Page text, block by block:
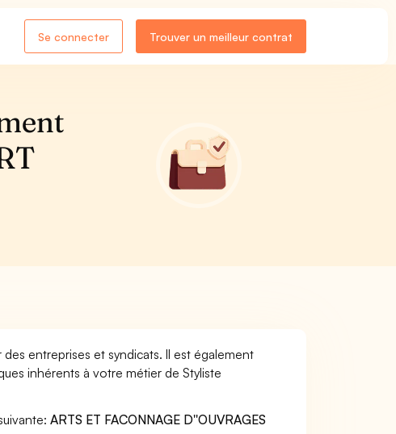
Se connecter Trouver un meilleur contrat
entreprises et syndicats. Il est également
inhérents à votre métier de Styliste
ARTS ET FACONNAGE D''OUVRAGES